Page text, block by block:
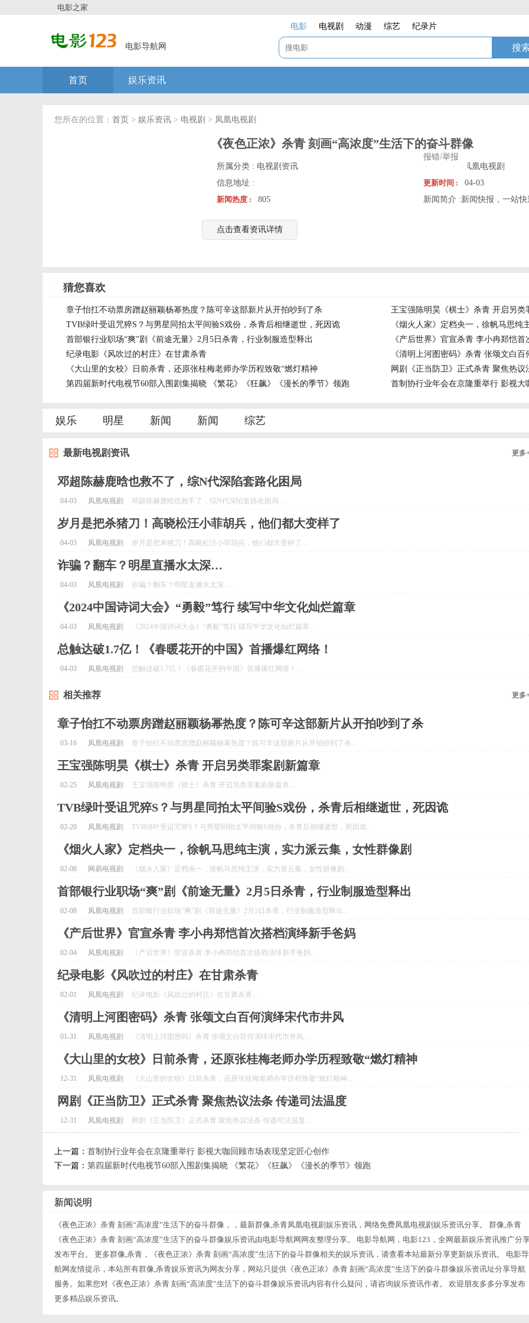
电影之家
电影导航网
电影 电视剧 动漫 综艺 纪录片
首页 娱乐资讯
您所在的位置： 首页 > 娱乐资讯 > 电视剧 > 凤凰电视剧
《夜色正浓》杀青 刻画“高浓度”生活下的奋斗群像
所属分类 : 电视剧资讯
凤凰电视剧
信息地址 :
更新时间 :
04-03
新闻热度 :
805 新闻简介 :新闻快报，一站
点击查看资讯详情
报错/举报
猜您喜欢
章子怡扛不动票房蹭赵丽颖杨幂热度？陈可辛这部新片从开拍吵到了杀
王宝强陈明昊《棋士》杀青 开启另类
TVB绿叶受诅咒猝S？与男星同拍太平间验S戏份，杀青后相继逝世，死因诡
《烟火人家》定档央一，徐帆马思
首部银行业职场“爽”剧《前途无量》2月5日杀青，行业制服造型释出
《产后世界》官宣杀青 李小冉郑恺
纪录电影《风吹过的村庄》在甘肃杀青
《清明上河图密码》杀青 张颂文白
《大山里的女校》日前杀青，还原张桂梅老师办学历程致敬“燃灯精神
网剧《正当防卫》正式杀青 聚焦热议
第四届新时代电视节60部入围剧集揭晓 《繁花》《狂飙》《漫长的季节》领跑
首制协行业年会在京隆重举行 影视
娱乐 明星 新闻 新闻 综艺
最新电视剧资讯 更多
邓超陈赫鹿晗也救不了，综N代深陷套路化困局
04-03 凤凰电视剧 邓超陈赫鹿晗也救不了，综N代深陷套路化困局...
岁月是把杀猪刀！高晓松汪小菲胡兵，他们都大变样了
04-03 凤凰电视剧 岁月是把杀猪刀！高晓松汪小菲胡兵，他们都大变样了...
诈骗？翻车？明星直播水太深…
04-03 凤凰电视剧 诈骗？翻车？明星直播水太深…...
《2024中国诗词大会》“勇毅”笃行 续写中华文化灿烂篇章
04-03 凤凰电视剧 《2024中国诗词大会》“勇毅”笃行 续写中华文化灿烂篇章...
总触达破1.7亿！《春暖花开的中国》首播爆红网络！
04-03 凤凰电视剧 总触达破1.7亿！《春暖花开的中国》首播爆红网络！...
相关推荐 更多
章子怡扛不动票房蹭赵丽颖杨幂热度？陈可辛这部新片从开拍吵到了杀
03-16 凤凰电视剧 章子怡扛不动票房蹭赵丽颖杨幂热度？陈可辛这部新片从开拍吵到了杀...
王宝强陈明昊《棋士》杀青 开启另类罪案剧新篇章
02-25 凤凰电视剧 王宝强陈明昊《棋士》杀青 开启另类罪案剧新篇章...
TVB绿叶受诅咒猝S？与男星同拍太平间验S戏份，杀青后相继逝世，死因诡
02-20 凤凰电视剧 TVB绿叶受诅咒猝S？与男星同拍太平间验S戏份，杀青后相继逝世，死因诡...
《烟火人家》定档央一，徐帆马思纯主演，实力派云集，女性群像剧
02-08 网易电视剧 《烟火人家》定档央一，徐帆马思纯主演，实力派云集，女性群像剧...
首部银行业职场“爽”剧《前途无量》2月5日杀青，行业制服造型释出
02-08 凤凰电视剧 首部银行业职场“爽”剧《前途无量》2月5日杀青，行业制服造型释出...
《产后世界》官宣杀青 李小冉郑恺首次搭档演绎新手爸妈
02-04 凤凰电视剧 《产后世界》官宣杀青 李小冉郑恺首次搭档演绎新手爸妈...
纪录电影《风吹过的村庄》在甘肃杀青
02-01 凤凰电视剧 纪录电影《风吹过的村庄》在甘肃杀青...
《清明上河图密码》杀青 张颂文白百何演绎宋代市井风
01-31 凤凰电视剧 《清明上河图密码》杀青 张颂文白百何演绎宋代市井风...
《大山里的女校》日前杀青，还原张桂梅老师办学历程致敬“燃灯精神
12-31 凤凰电视剧 《大山里的女校》日前杀青，还原张桂梅老师办学历程致敬“燃灯精神...
网剧《正当防卫》正式杀青 聚焦热议法条 传递司法温度
12-31 凤凰电视剧 网剧《正当防卫》正式杀青 聚焦热议法条 传递司法温度...
上一篇： 首制协行业年会在京隆重举行 影视大咖回顾市场表现坚定匠心创作
下一篇： 第四届新时代电视节60部入围剧集揭晓 《繁花》《狂飙》《漫长的季节》领跑
新闻说明
《夜色正浓》杀青 刻画“高浓度”生活下的奋斗群像，，最新群像,杀青凤凰电视剧娱乐资讯，网络免费凤凰电视剧娱乐资讯分享。 群像,杀青
《夜色正浓》杀青 刻画“高浓度”生活下的奋斗群像娱乐资讯由电影导航网网友整理分享。 电影导航网，电影123，全网最新娱乐资讯推广分
发布平台。 更多群像,杀青，《夜色正浓》杀青 刻画“高浓度”生活下的奋斗群像相关的娱乐资讯，请查看本站最新分享更新娱乐资讯。 电影导
航网友情提示，本站所有群像,杀青娱乐资讯为网友分享，网站只提供《夜色正浓》杀青 刻画“高浓度”生活下的奋斗群像娱乐资讯址分享导航
服务。如果您对《夜色正浓》杀青 刻画“高浓度”生活下的奋斗群像娱乐资讯内容有什么疑问，请咨询娱乐资讯作者。 欢迎朋友多多分享发布
更多精品娱乐资讯。